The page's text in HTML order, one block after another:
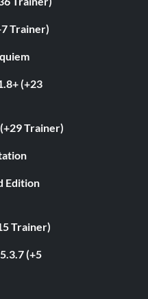
Trainer)
(+23
Trainer)
Edition
Trainer)
(+5